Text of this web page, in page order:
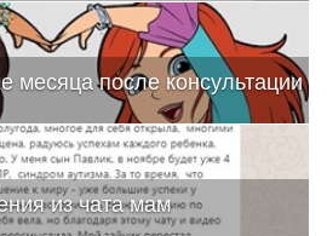
после консультации
из чата мам